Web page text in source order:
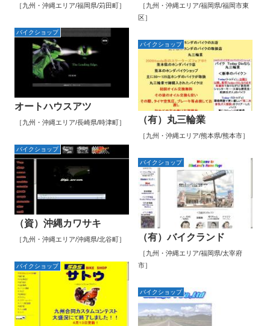
［九州・沖縄エリア/福岡県/福岡市東
区］
［九州・沖縄エリア/福岡県/苅田町］
バイクショップ
オートハウスアツ
［九州・沖縄エリア/長崎県/時津町］
バイクショップ
（有）丸三輪業
［九州・沖縄エリア/熊本県/熊本市］
バイクショップ
（資）沖縄カワサキ
［九州・沖縄エリア/沖縄県/北谷町］
バイクショップ
（有）バイクランド
［九州・沖縄エリア/福岡県/太宰府
市］
バイクショップ
バイクショップ